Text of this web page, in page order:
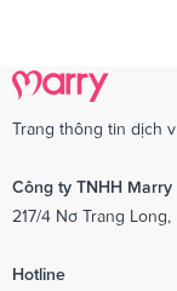
Trang thông tin dịch
Công ty TNHH Marry
217/4 Nơ Trang
Hotline